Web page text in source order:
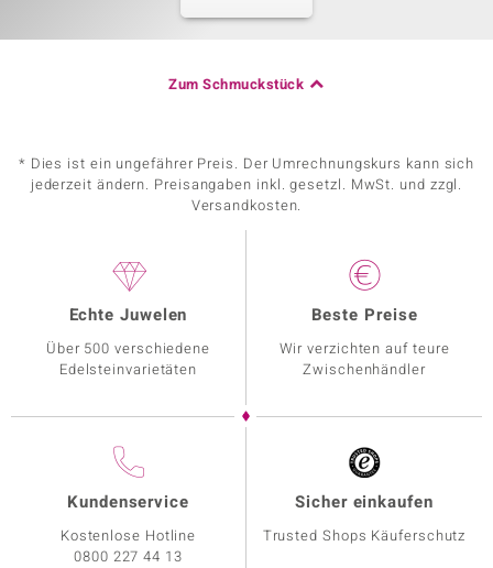
Zum Schmuckstück
* Dies ist ein ungefährer Preis. Der Umrechnungskurs kann sich
jederzeit ändern. Preisangaben inkl. gesetzl. MwSt. und zzgl.
Versandkosten.
Echte Juwelen
Über 500 verschiedene
Edelsteinvarietäten
Beste Preise
Wir verzichten auf teure
Zwischenhändler
Kundenservice
Kostenlose Hotline
0800 227 44 13
Sicher einkaufen
Trusted Shops Käuferschutz